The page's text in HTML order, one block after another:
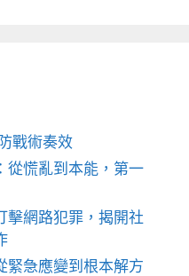
戰術奏效
從慌亂到本能，第一
擊網路犯罪，揭開社
緊急應變到根本解方